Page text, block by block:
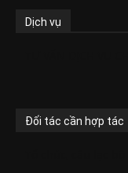
Dịch vụ
Đối tác cần hợp tác